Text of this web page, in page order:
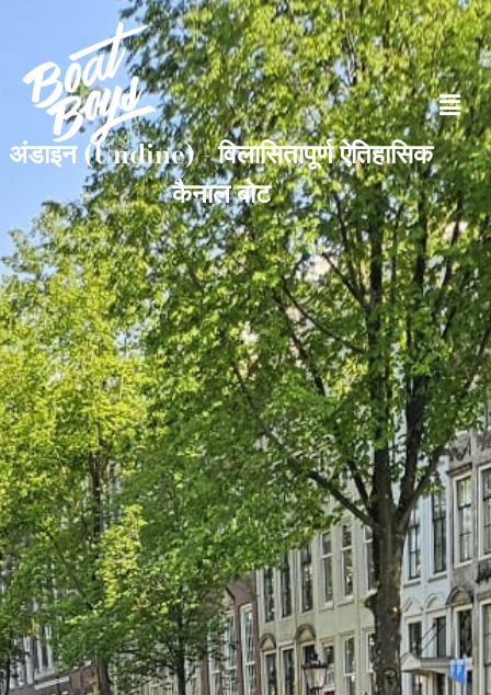
अंडाइन (Undine) - विलासितापूर्ण ऐतिहासिक
कैनाल बोट